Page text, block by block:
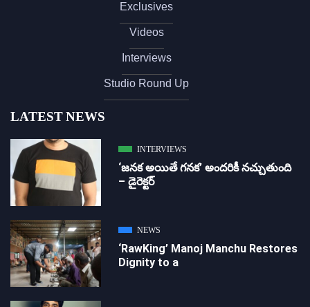
Exclusives
Videos
Interviews
Studio Round Up
LATEST NEWS
INTERVIEWS
‘జ‌న‌క అయితే గ‌న‌క‌’ అందరికీ నచ్చుతుంది
– డైరెక్ట‌ర్
NEWS
‘RawKing’ Manoj Manchu Restores
Dignity to a